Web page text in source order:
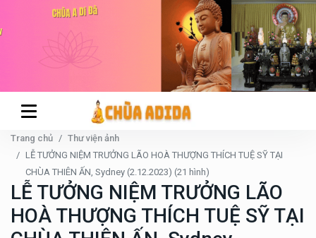
Trang chủ
Thư viện ảnh
LỄ TƯỞNG NIỆM TRƯỞNG LÃO HOÀ THƯỢNG THÍCH TUỆ SỸ TẠI
CHÙA THIÊN ẤN, Sydney (2.12.2023) (21 hình)
LỄ TƯỞNG NIỆM TRƯỞNG LÃO
HOÀ THƯỢNG THÍCH TUỆ SỸ TẠI